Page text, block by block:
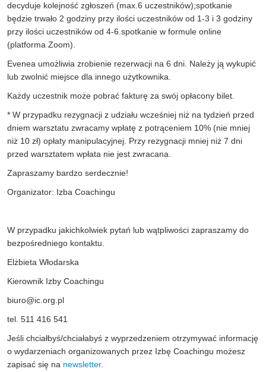
decyduje kolejność zgłoszeń (max.6 uczestników);spotkanie
będzie trwało 2 godziny przy ilości uczestników od 1-3 i 3 godziny
przy ilości uczestników od 4-6.spotkanie w formule online
(platforma Zoom).
Evenea umożliwia zrobienie rezerwacji na 6 dni. Należy ją wykupić
lub zwolnić miejsce dla innego użytkownika.
Każdy uczestnik może pobrać fakturę za swój opłacony bilet.
* W przypadku rezygnacji z udziału wcześniej niż na tydzień przed
dniem warsztatu zwracamy wpłatę z potrąceniem 10% (nie mniej
niż 10 zł) opłaty manipulacyjnej. Przy rezygnacji mniej niż 7 dni
przed warsztatem wpłata nie jest zwracana.
Zapraszamy bardzo serdecznie!
Organizator: Izba Coachingu
W przypadku jakichkolwiek pytań lub wątpliwości zapraszamy do
bezpośredniego kontaktu.
Elżbieta Włodarska
Kierownik Izby Coachingu
biuro@ic.org.pl
tel. 511 416 541
Jeśli chciałbyś/chciałabyś z wyprzedzeniem otrzymywać informację
o wydarzeniach organizowanych przez Izbę Coachingu możesz
zapisać się na newsletter.